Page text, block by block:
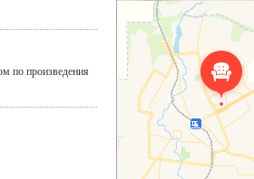
по произведения